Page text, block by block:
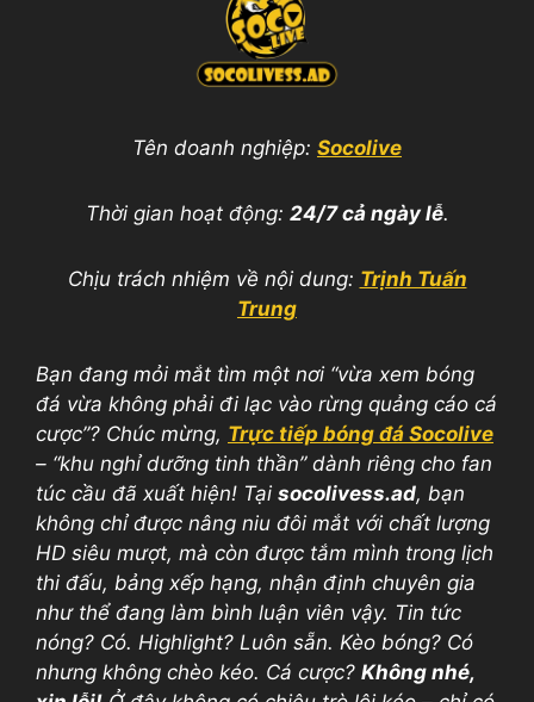
Tên doanh nghiệp: Socolive
Thời gian hoạt động: 24/7 cả ngày lễ.
Chịu trách nhiệm về nội dung: Trịnh Tuấn
Trung
Bạn đang mỏi mắt tìm một nơi “vừa xem bóng
đá vừa không phải đi lạc vào rừng quảng cáo cá
cược”? Chúc mừng, Trực tiếp bóng đá Socolive
– “khu nghỉ dưỡng tinh thần” dành riêng cho fan
túc cầu đã xuất hiện! Tại socolivess.ad, bạn
không chỉ được nâng niu đôi mắt với chất lượng
HD siêu mượt, mà còn được tắm mình trong lịch
thi đấu, bảng xếp hạng, nhận định chuyên gia
như thể đang làm bình luận viên vậy. Tin tức
nóng? Có. Highlight? Luôn sẵn. Kèo bóng? Có
nhưng không chèo kéo. Cá cược? Không nhé,